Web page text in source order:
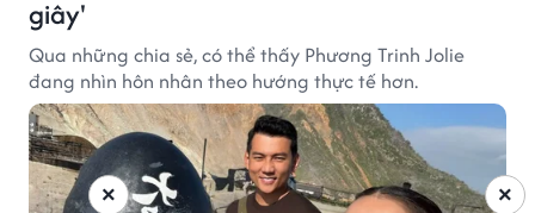
giây'
Qua những chia sẻ, có thể thấy Phương Trinh Jolie
đang nhìn hôn nhân theo hướng thực tế hơn.
×
×